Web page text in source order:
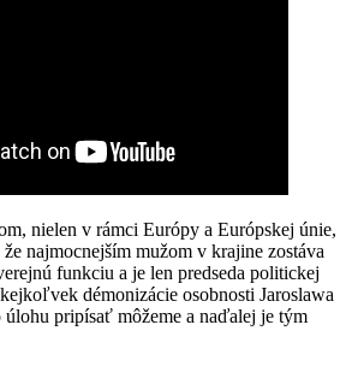
nielen v rámci Európy a Európskej únie,
najmocnejším mužom v krajine zostáva
funkciu a je len predseda politickej
démonizácie osobnosti Jaroslawa
pripísať môžeme a naďalej je tým